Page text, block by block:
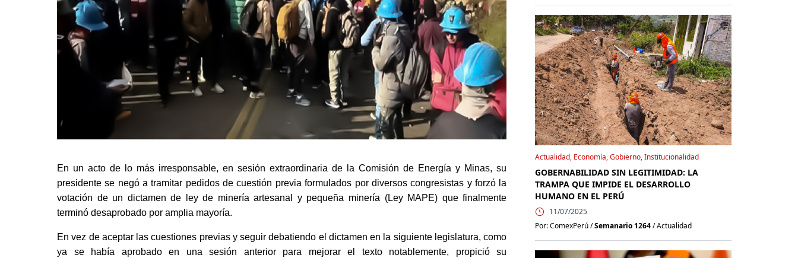
En un acto de lo más irresponsable, en sesión extraordinaria de la Comisión de Energía y Minas, su
presidente se negó a tramitar pedidos de cuestión previa formulados por diversos congresistas y forzó la
votación de un dictamen de ley de minería artesanal y pequeña minería (Ley MAPE) que finalmente
terminó desaprobado por amplia mayoría.
En vez de aceptar las cuestiones previas y seguir debatiendo el dictamen en la siguiente legislatura, como
ya se había aprobado en una sesión anterior para mejorar el texto notablemente, propició su
Actualidad, Economía, Gobierno, Institucionalidad
GOBERNABILIDAD SIN LEGITIMIDAD: LA
TRAMPA QUE IMPIDE EL DESARROLLO
HUMANO EN EL PERÚ
11/07/2025
Por: ComexPerú /Semanario 1264/ Actualidad